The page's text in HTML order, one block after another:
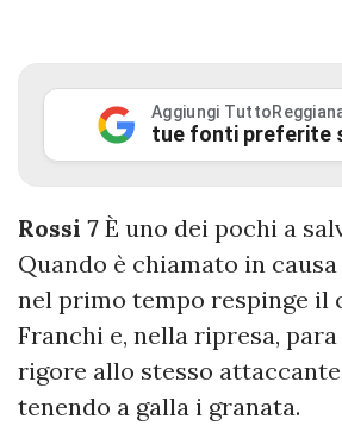
Aggiungi
tue fonti preferite
Rossi 7 È uno dei pochi a
Quando è chiamato in
nel primo tempo respinge il
Franchi e, nella ripresa,
rigore allo stesso
tenendo a galla i granata.